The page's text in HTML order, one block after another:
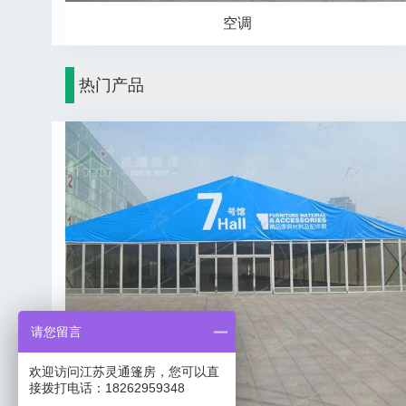
空调
热门产品
请您留言
欢迎访问江苏灵通篷房，您可以直
接拨打电话：18262959348